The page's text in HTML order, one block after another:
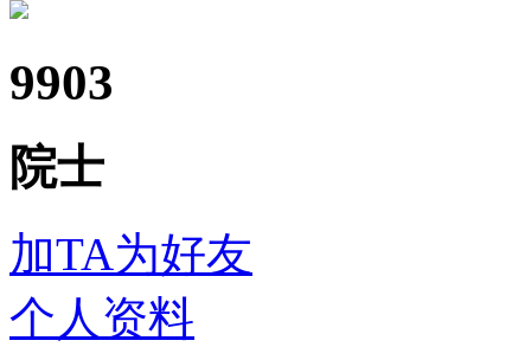
9903
院士
加TA为好友
个人资料